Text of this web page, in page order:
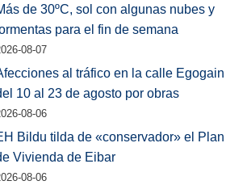
de 30ºC, sol con algunas nubes y
para el fin de semana
08-07
al tráfico en la calle Egogain
10 al 23 de agosto por obras
08-06
Bildu tilda de «conservador» el Plan
Vivienda de Eibar
08-06